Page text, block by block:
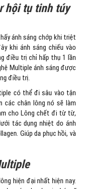
hội tụ tinh túy
ánh sáng chớp khi triệt
khi ánh sáng chiếu vào
điều trị chỉ hấp thụ 1 lần
Multiple ánh sáng được
điều trị.
có thể đi sâu vào tận
chân lông nó sẽ làm
cho Lông chết đi từ từ,
tác dụng nhiệt do ánh
Giúp da phục hồi, và
hiện đại nhất hiện nay.